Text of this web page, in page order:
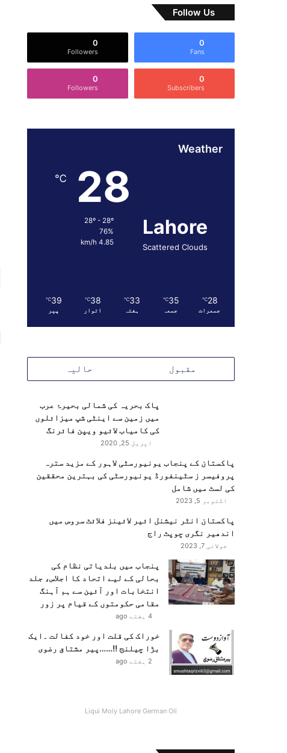
Follow Us
0
Fans
0
Followers
0
Subscribers
0
Followers
Weather
Lahore
Scattered Clouds
28
℃
28º - 28º
76%
4.85 km/h
28
℃
جمعرات
35
℃
جمعہ
33
℃
ہفتہ
38
℃
اتوار
39
℃
پیر
مقبول حالیہ
پاک بحریہ کی شمالی بحیرۂ عرب
میں زمین سے اینٹی شپ میزائلوں
کی کامیاب لائیو ویپن فائرنگ
اپریل 25, 2020
پاکستان کے پنجاب یونیورسٹی لاہور کے مزید سترہ
پروفیسر ز سٹینفورڈ یونیورسٹی کی بہترین محققین
کی لسٹ میں شامل
اکتوبر 5, 2023
پاکستان انٹر نیشنل ائیر لائینز فلائٹ سروس میں
اندھیر نگری چوپٹ راج
جولائی 7, 2023
پنجاب میں بلدیاتی نظام کی
بحالی کے لیے اتحاد کا اجلاس، جلد
انتخابات اور آئین سے ہم آہنگ
مقامی حکومتوں کے قیام پر زور
4 ہفتے ago
خوراک کی قلت اور خود کفالت ۔ایک
بڑا چیلنج !!……پیر مشتاق رضوی
2 ہفتے ago
Liqui Moly Lahore German Oil